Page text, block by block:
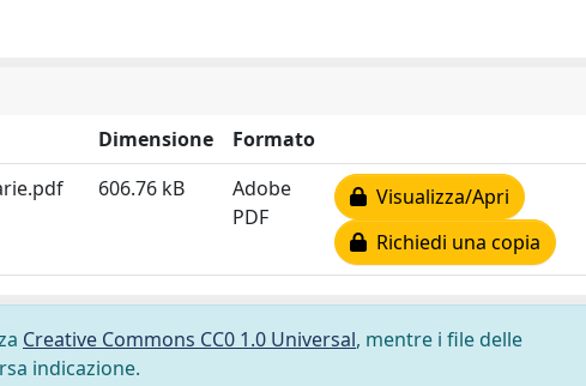
Dimensione
Formato
606.76 kB
Adobe
PDF
Visualizza/Apri
Richiedi una copia
Creative Commons CC0 1.0 Universal, mentre i file delle
indicazione.